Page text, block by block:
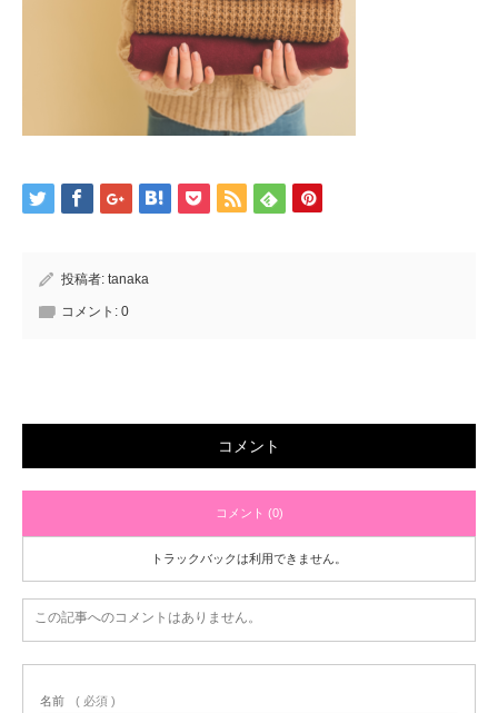
投稿者: tanaka
コメント: 0
コメント
コメント (0)
トラックバックは利用できません。
この記事へのコメントはありません。
名前 ( 必須 )